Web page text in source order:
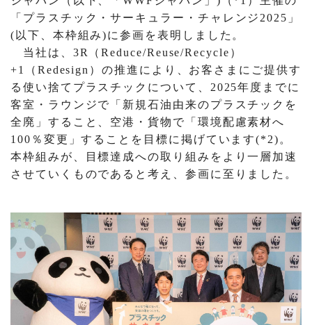
「プラスチック・サーキュラー・チャレンジ2025」
(以下、本枠組み)に参画を表明しました。
当社は、3R（Reduce/Reuse/Recycle）
+1（Redesign）の推進により、お客さまにご提供す
る使い捨てプラスチックについて、2025年度までに
客室・ラウンジで「新規石油由来のプラスチックを
全廃」すること、空港・貨物で「環境配慮素材へ
100％変更」することを目標に掲げています(*2)。
本枠組みが、目標達成への取り組みをより一層加速
させていくものであると考え、参画に至りました。